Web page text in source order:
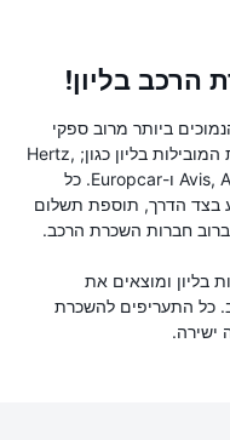
הרכב בליון!
ביותר מרוב ספקי
השכרת הרכב בליון. השווה בין כל החברות המובילות בליון כגון; Hertz,
Avis, Alamo, Thrifty, Sixt, Europcar, Budget ו-Europcar. כל
בצד הדרך, תוספת תשלום
חברות השכרת הרכב.
בליון ומוצאים את
כל התעריפים להשכרת